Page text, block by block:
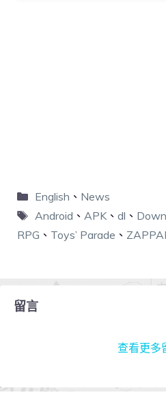
English 、 News
Android 、 APK、 dl 、
RPG 、 Toys’ Parade 、
留言
查看更多